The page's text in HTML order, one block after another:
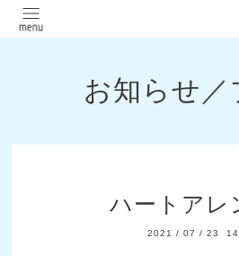
お知らせ
ハートアレ
2021 / 07 / 23